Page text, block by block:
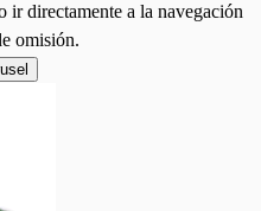
ir directamente a la navegación
omisión.